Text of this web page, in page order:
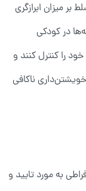
میزان ابرازگری
در کودکی
را کنترل کنند و
ناکافی
به مورد تایید و